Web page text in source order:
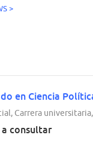
>
en Ciencia
Carrera
a consultar